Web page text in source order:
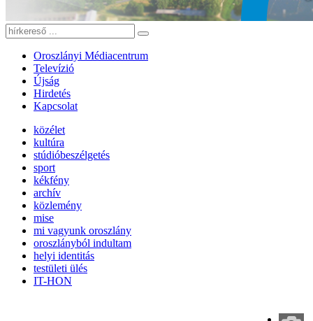
Oroszlányi Médiacentrum
Televízió
Újság
Hirdetés
Kapcsolat
közélet
kultúra
stúdióbeszélgetés
sport
kékfény
archív
közlemény
mise
mi vagyunk oroszlány
oroszlányból indultam
helyi identitás
testületi ülés
IT-HON